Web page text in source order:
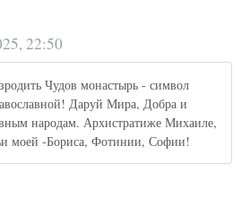
22:50
Чудов монастырь - символ
Даруй Мира, Добра и
народам. Архистратиже Михаиле,
моей -Бориса, Фотинии, Софии!